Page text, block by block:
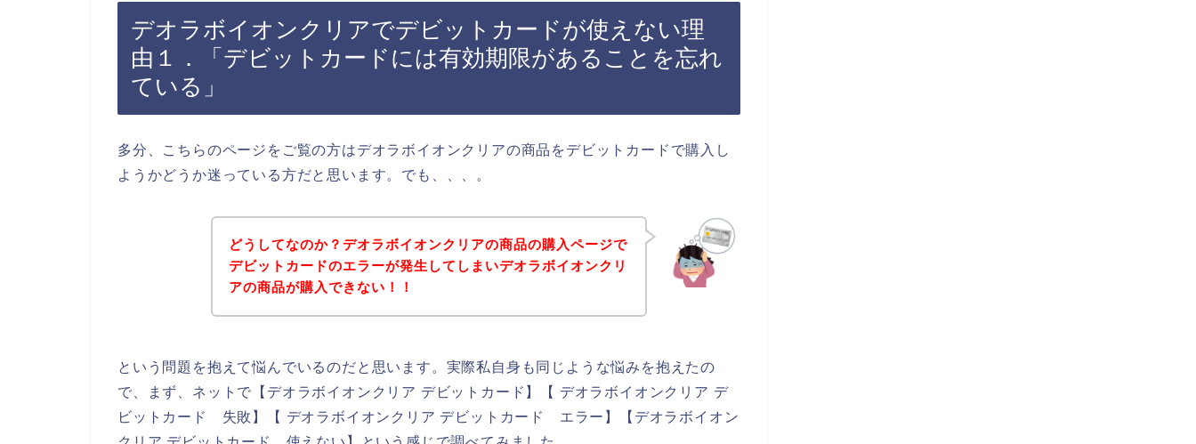
デオラボイオンクリアでデビットカードが使えない理
由１．「デビットカードには有効期限があることを忘れ
ている」
多分、こちらのページをご覧の方はデオラボイオンクリアの商品をデビットカードで購入し
ようかどうか迷っている方だと思います。でも、、、。
どうしてなのか？デオラボイオンクリアの商品の購入ページで
デビットカードのエラーが発生してしまいデオラボイオンクリ
アの商品が購入できない！！
という問題を抱えて悩んでいるのだと思います。実際私自身も同じような悩みを抱えたの
で、まず、ネットで【デオラボイオンクリア デビットカード】【 デオラボイオンクリア デ
ビットカード 失敗】【 デオラボイオンクリア デビットカード エラー】【デオラボイオン